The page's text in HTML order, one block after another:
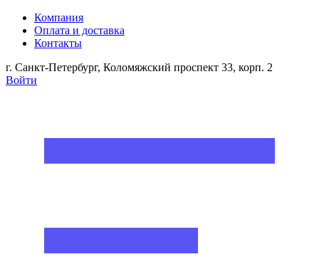
Компания
Оплата и доставка
Контакты
г. Санкт-Петербург, Коломяжский проспект 33, корп. 2
Войти